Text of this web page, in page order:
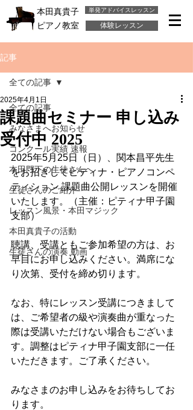
単発アドバイスレッスン
本田真貴子
ピアノ教室
体験レッスン
記事
全ての記事
みなさまへお知らせ
コンクール実績 速報
本田門下の生徒さんへ
生徒さんのご紹介
レッスン風景・本田マジック
本田真貴子の活動
生徒さんの演奏 動画
全ての記事
課題曲セミナー 申し込み
受付中 2025
2025年4月1日
2025年5月25日（日）、関本昌平先生
をお招きしてピティナ・ピアノコンペ
ティション 課題曲公開レッスンを開催
いたします。（主催：ピティナ甲子園
支部）
聴講、受講ともご参加希望の方は、お
早目にお申し込みください。満席にな
り次第、受付を締め切ります。
なお、特にレッスン受講につきまして
は、ご希望者の級や演奏曲が重なった
際は受講いただけない場合もございま
す。調整はピティナ甲子園支部に一任
いただきます。ご了承ください。
みなさまのお申し込みをお待ちしてお
ります。